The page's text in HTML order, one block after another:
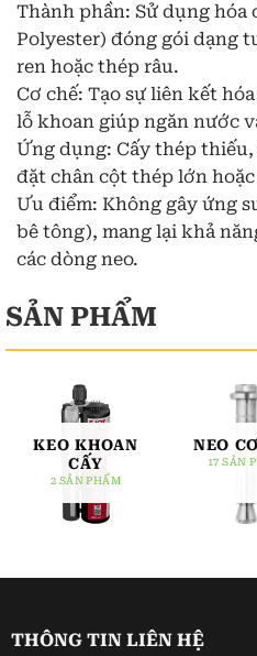
Thành phần: Sử dụng hóa
Polyester) đóng gói dạng
ren hoặc thép râu.
Cơ chế: Tạo sự liên kết
lỗ khoan giúp ngăn nước
Ứng dụng: Cấy thép
đặt chân cột thép lớn
Ưu điểm: Không gây ứng
bê tông), mang lại khả
các dòng neo.
KEO KHOAN
CẤY
2 SẢN PHẨM
NEO
17 SẢN
THÔNG TIN LIÊN HỆ